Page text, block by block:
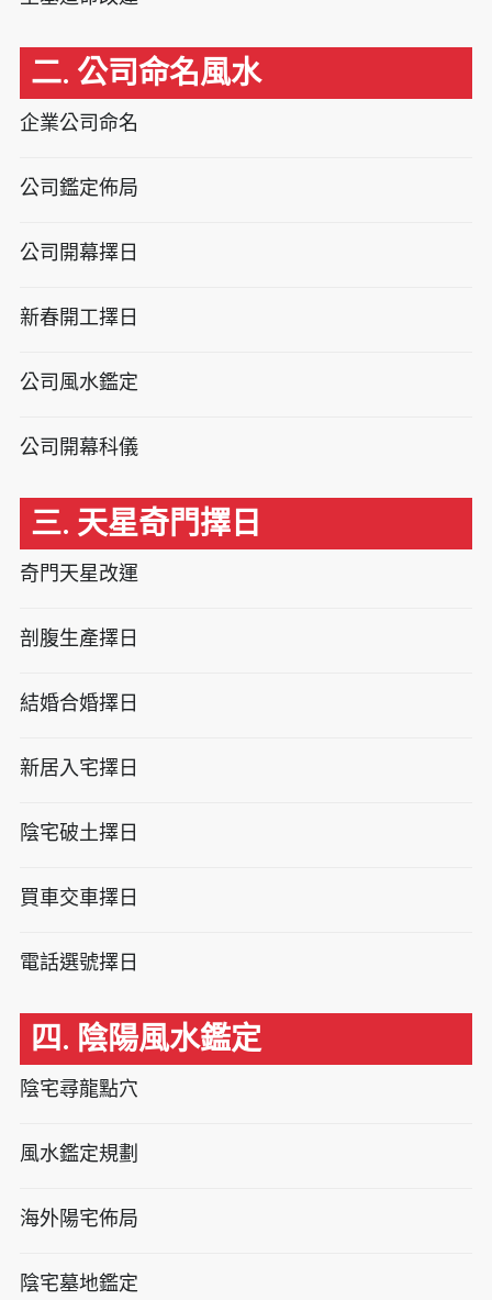
二. 公司命名風水
企業公司命名
公司鑑定佈局
公司開幕擇日
新春開工擇日
公司風水鑑定
公司開幕科儀
三. 天星奇門擇日
奇門天星改運
剖腹生產擇日
結婚合婚擇日
新居入宅擇日
陰宅破土擇日
買車交車擇日
電話選號擇日
四. 陰陽風水鑑定
陰宅尋龍點穴
風水鑑定規劃
海外陽宅佈局
陰宅墓地鑑定